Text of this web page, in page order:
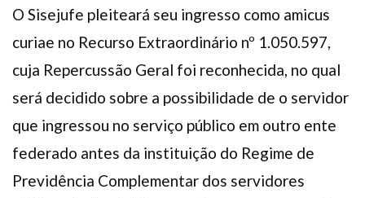
O Sisejufe pleiteará seu ingresso como amicus
curiae no Recurso Extraordinário nº 1.050.597,
cuja Repercussão Geral foi reconhecida, no qual
será decidido sobre a possibilidade de o servidor
que ingressou no serviço público em outro ente
federado antes da instituição do Regime de
Previdência Complementar dos servidores